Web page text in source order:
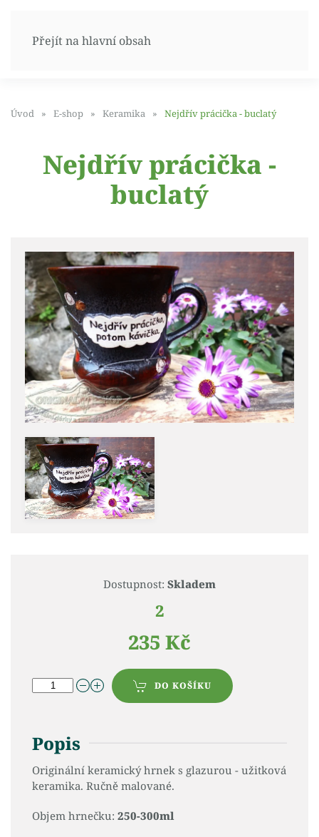
Přejít na hlavní obsah
Úvod E-shop Keramika Nejdřív prácička - buclatý
Nejdřív prácička -
buclatý
Dostupnost: Skladem
2
235 Kč
DO KOŠÍKU
Popis
Originální keramický hrnek s glazurou - užitková
keramika. Ručně malované.
Objem hrnečku: 250-300ml